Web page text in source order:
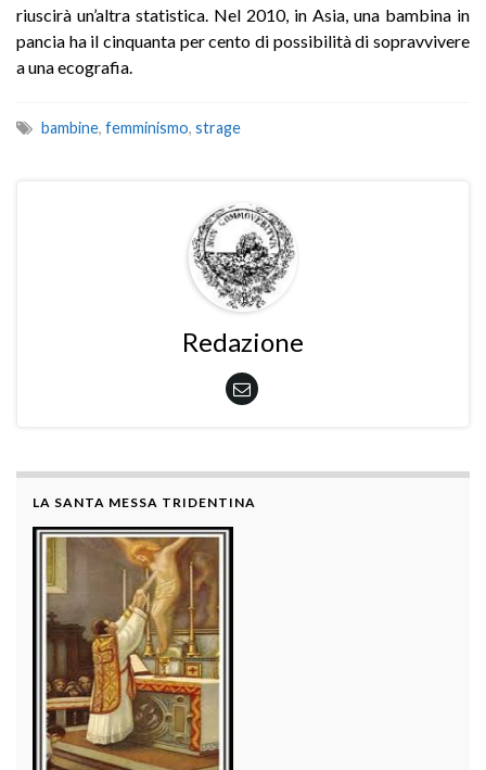
riuscirà un’altra statistica. Nel 2010, in Asia, una bambina in
pancia ha il cinquanta per cento di possibilità di sopravvivere
a una ecografia.
bambine, femminismo, strage
Redazione
LA SANTA MESSA TRIDENTINA